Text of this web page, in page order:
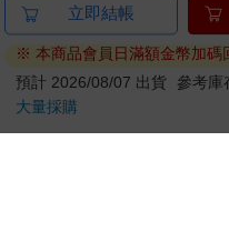
金石堂及銀行均不會請您操
ATM提款機，請不要聽從指
退換貨須知：
**提醒您，鑑賞期不等於試
依據「消費者保護法」
立即結帳
※ 本商品會員日滿額金幣加碼
預計 2026/08/07 出貨 參考
大量採購